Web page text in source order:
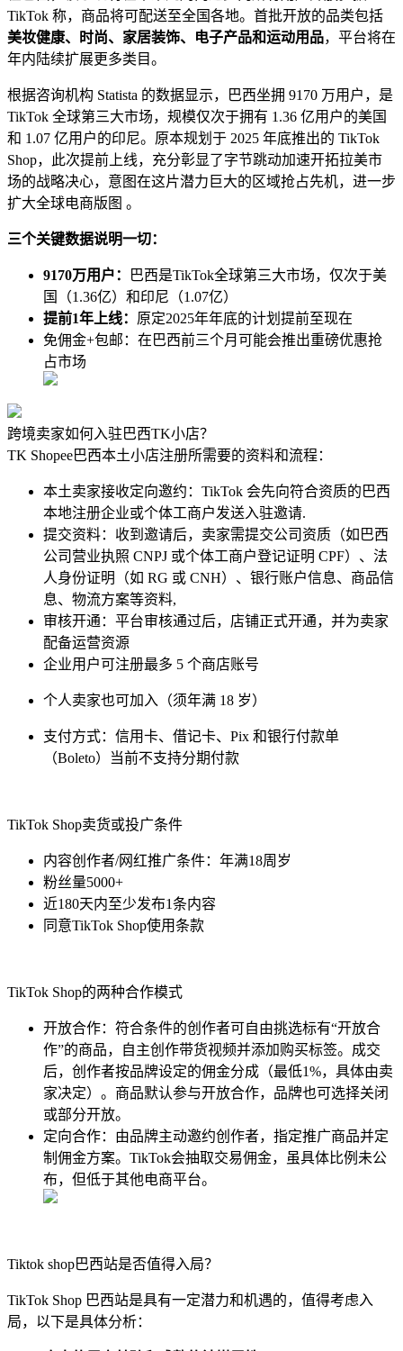
TikTok 称，商品将可配送至全国各地。首批开放的品类包括
美妆健康、时尚、家居装饰、电子产品和运动用品，平台将在
年内陆续扩展更多类目。
根据咨询机构 Statista 的数据显示，巴西坐拥 9170 万用户，是
TikTok 全球第三大市场，规模仅次于拥有 1.36 亿用户的美国
和 1.07 亿用户的印尼。原本规划于 2025 年底推出的 TikTok
Shop，此次提前上线，充分彰显了字节跳动加速开拓拉美市
场的战略决心，意图在这片潜力巨大的区域抢占先机，进一步
扩大全球电商版图 。
三个关键数据说明一切：
9170万用户：
巴西是TikTok全球第三大市场，仅次于美
国（1.36亿）和印尼（1.07亿）
提前1年上线： 原定2025年年底的计划提前至现在
免佣金+包邮：在巴西前三个月可能会推出重磅优惠抢
占市场
跨境卖家如何入驻巴西TK小店？
TK Shopee巴西本土小店注册所需要的资料和流程：
本土卖家接收定向邀约：TikTok 会先向符合资质的巴西
本地注册企业或个体工商户发送入驻邀请.
提交资料：收到邀请后，卖家需提交公司资质（如巴西
公司营业执照 CNPJ 或个体工商户登记证明 CPF）、法
人身份证明（如 RG 或 CNH）、银行账户信息、商品信
息、物流方案等资料,
审核开通：平台审核通过后，店铺正式开通，并为卖家
配备运营资源
企业用户可注册最多 5 个商店账号
个人卖家也可加入（须年满 18 岁）
支付方式：信用卡、借记卡、Pix 和银行付款单
（Boleto）当前不支持分期付款
TikTok Shop卖货或投广条件
内容创作者/网红推广条件：年满18周岁
粉丝量5000+
近180天内至少发布1条内容
同意TikTok Shop使用条款
TikTok Shop的两种合作模式
开放合作：符合条件的创作者可自由挑选标有“开放合
作”的商品，自主创作带货视频并添加购买标签。成交
后，创作者按品牌设定的佣金分成（最低1%，具体由卖
家决定）。商品默认参与开放合作，品牌也可选择关闭
或部分开放。
定向合作：由品牌主动邀约创作者，指定推广商品并定
制佣金方案。TikTok会抽取交易佣金，虽具体比例未公
布，但低于其他电商平台。
Tiktok shop巴西站是否值得入局？
TikTok Shop 巴西站是具有一定潜力和机遇的，值得考虑入
局，以下是具体分析：